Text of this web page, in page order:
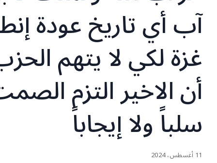
آب أي تاريخ عودة
غزة لكي لا يتهم
أن الاخير التزم
سلباً ولا إيجاباً
11 أغسطس، 2024